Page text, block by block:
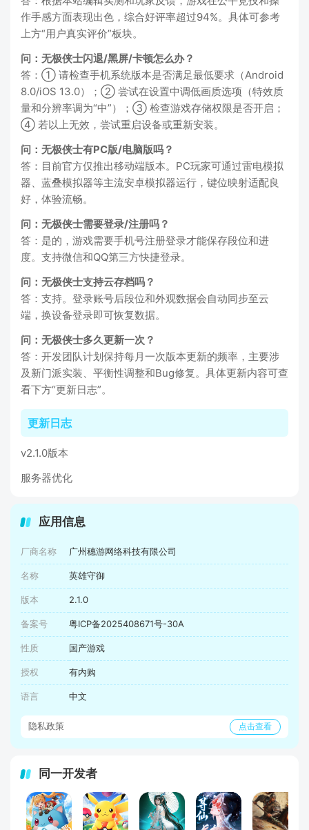
作手感方面表现出色，综合好评率超过94%。具体可参考
上方“用户真实评价”板块。
问：无极侠士闪退/黑屏/卡顿怎么办？
答：① 请检查手机系统版本是否满足最低要求（Android
8.0/iOS 13.0）；② 尝试在设置中调低画质选项（特效质
量和分辨率调为“中”）；③ 检查游戏存储权限是否开启；
④ 若以上无效，尝试重启设备或重新安装。
问：无极侠士有PC版/电脑版吗？
答：目前官方仅推出移动端版本。PC玩家可通过雷电模拟
器、蓝叠模拟器等主流安卓模拟器运行，键位映射适配良
好，体验流畅。
问：无极侠士需要登录/注册吗？
答：是的，游戏需要手机号注册登录才能保存段位和进
度。支持微信和QQ第三方快捷登录。
问：无极侠士支持云存档吗？
答：支持。登录账号后段位和外观数据会自动同步至云
端，换设备登录即可恢复数据。
问：无极侠士多久更新一次？
答：开发团队计划保持每月一次版本更新的频率，主要涉
及新门派实装、平衡性调整和Bug修复。具体更新内容可查
看下方“更新日志”。
更新日志
v2.1.0版本
服务器优化
应用信息
厂商名称 广州穗游网络科技有限公司
名称 英雄守御
版本 2.1.0
备案号 粤ICP备2025408671号-30A
性质 国产游戏
授权 有内购
语言 中文
隐私政策 点击查看
同一开发者